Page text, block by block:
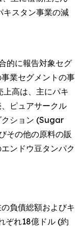
キスタン事業の減
的に報告対象セグ
業セグメントの事
高は、主にパキ
ピュアサークル
ション (Sugar
その他の原料の販
ンドウ豆タンパク
負債総額およびキ
ぞれ18億ドル (約